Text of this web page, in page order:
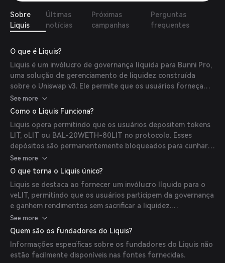
Sobre
Liquis
Últimas
notícias
Próximas
campanhas
Perguntas
frequentes
O que é Liquis?
Liquis é um invólucro de governança líquida para Bunni Pro,
uma solução de gerenciamento de liquidez construída
sobre o Uniswap v3. Ele permite que os usuários forneçam
liquidez concentrada dentro de faixas específicas de pools
do Uniswap v3, representadas por tokens fungíveis de
recibo ERC-20. Liquis introduz um invólucro líquido para o
token de governança veLIT da Bunni, permitindo que os
usuários acessem veLIT com bloqueio máximo com liquidez
secundária, reduzindo assim o custo de oportunidade
associado ao bloqueio de posições.
See more
Como o Liquis Funciona?
Liquis opera permitindo que os usuários depositem tokens
LIT, oLIT ou BAL-20WETH-80LIT no protocolo. Esses
depósitos são permanentemente bloqueados para cunhar
liqLIT, uma representação líquida do veLIT. Esse processo
permite que os usuários mantenham liquidez enquanto
participam da governança e ganham taxas do protocolo. O
Liquis também oferece emissões impulsionadas para
provedores de liquidez que apostam seus tokens de faixa
Bunni com o protocolo, aumentando a eficiência de capital
para os stakeholders.
See more
O que torna o Liquis único?
Liquis se destaca ao fornecer um invólucro líquido para o
veLIT, permitindo que os usuários participem da governança
e ganhem rendimentos sem sacrificar a liquidez.
Características principais incluem: - Governança Líquida: Os
usuários podem participar da governança da Bunni através
do liqLIT sem bloquear seus ativos por longos períodos. -
Rendimentos Aprimorados: Liquis oferece emissões
impulsionadas para provedores de liquidez que apostam
See more
Quem são os fundadores do Liquis?
Informações específicas sobre os fundadores do Liquis não
estão facilmente disponíveis nas fontes fornecidas.